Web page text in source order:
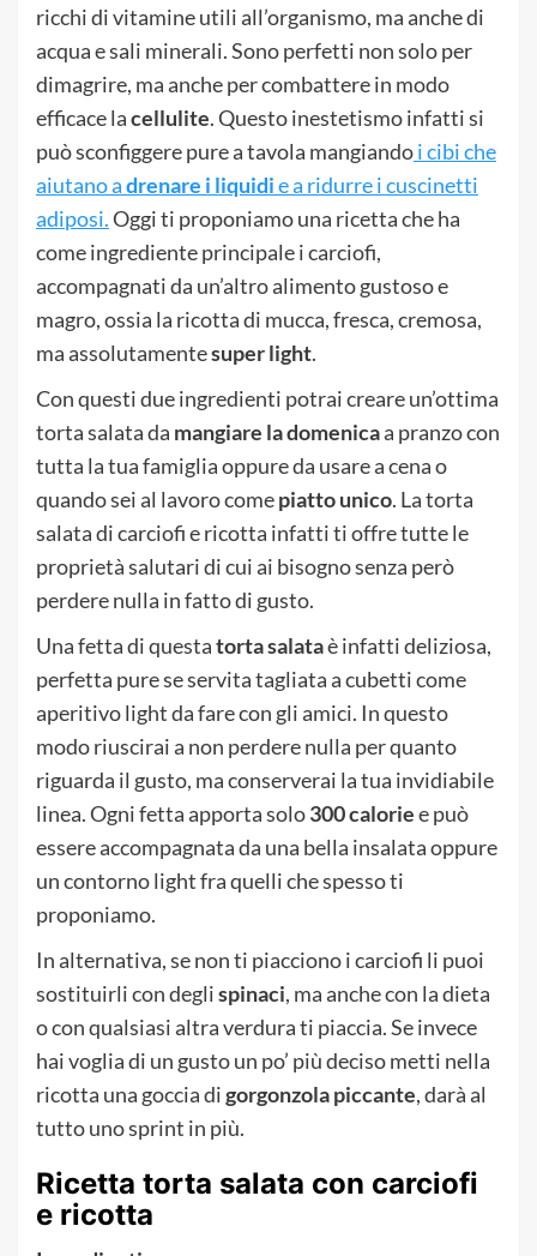
ricchi di vitamine utili all’organismo, ma anche di
acqua e sali minerali. Sono perfetti non solo per
dimagrire, ma anche per combattere in modo
efficace lacellulite. Questo inestetismo infatti si
può sconfiggere pure a tavola mangiandoi cibi che
aiutano adrenare i liquidie a ridurre i cuscinetti
adiposi.Oggi ti proponiamo una ricetta che ha
come ingrediente principale i carciofi,
accompagnati da un’altro alimento gustoso e
magro, ossia la ricotta di mucca, fresca, cremosa,
ma assolutamentesuper light.
Con questi due ingredienti potrai creare un’ottima
torta salata da mangiare la domenicaa pranzo con
tutta la tua famiglia oppure da usare a cena o
quando sei al lavoro comepiatto unico. La torta
salata di carciofi e ricotta infatti ti offre tutte le
proprietà salutari di cui ai bisogno senza però
perdere nulla in fatto di gusto.
Una fetta di questatorta salataè infatti deliziosa,
perfetta pure se servita tagliata a cubetti come
aperitivo light da fare con gli amici. In questo
modo riuscirai a non perdere nulla per quanto
riguarda il gusto, ma conserverai la tua invidiabile
linea. Ogni fetta apporta solo300 caloriee può
essere accompagnata da una bella insalata oppure
un contorno light fra quelli che spesso ti
proponiamo.
In alternativa, se non ti piacciono i carciofi li puoi
sostituirli con deglispinaci, ma anche con la dieta
o con qualsiasi altra verdura ti piaccia. Se invece
hai voglia di un gusto un po’ più deciso metti nella
ricotta una goccia digorgonzola piccante, darà al
tutto uno sprint in più.
Ricetta torta salata con carciofi
e ricotta